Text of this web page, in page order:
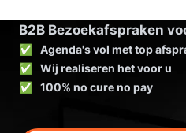
B2B Bezoekafspraken
✅
Agenda's vol met top
✅
Wij realiseren het voor u
✅
100% no cure no pay